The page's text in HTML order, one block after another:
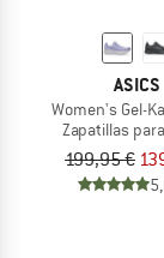
ASICS
Women's Gel-
Zapatillas
199,95 €